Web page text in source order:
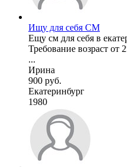
Ищу для себя СМ
Ещу см для себя в
Требование возраст от
...
Ирина
900 руб.
Екатеринбург
1980